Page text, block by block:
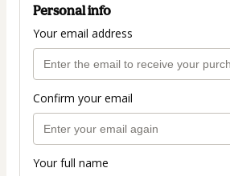
Personal info
Your email address
Confirm your email
Your full name